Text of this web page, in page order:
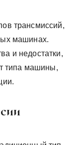
трансмиссий,
машинах.
и недостатки,
типа машины,